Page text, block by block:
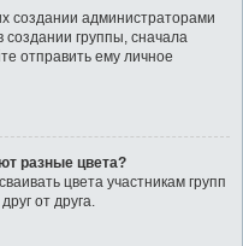
создании администраторами
группы, сначала
отправить ему личное
разные цвета?
цвета участникам групп
от друга.